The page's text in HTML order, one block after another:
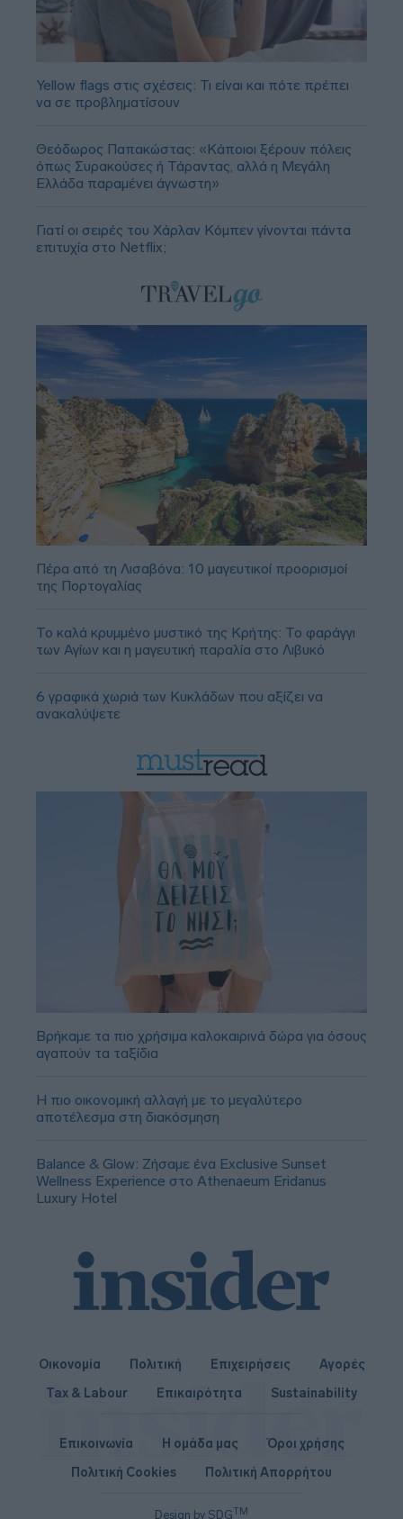
Yellow flags στις σχέσεις: Τι είναι και πότε πρέπει
να σε προβληματίσουν
Θεόδωρος Παπακώστας: «Κάποιοι ξέρουν πόλεις
όπως Συρακούσες ή Τάραντας, αλλά η Μεγάλη
Ελλάδα παραμένει άγνωστη»
Γιατί οι σειρές του Χάρλαν Κόμπεν γίνονται πάντα
επιτυχία στο Netflix;
Πέρα από τη Λισαβόνα: 10 μαγευτικοί προορισμοί
της Πορτογαλίας
Το καλά κρυμμένο μυστικό της Κρήτης: Το φαράγγι
των Αγίων και η μαγευτική παραλία στο Λιβυκό
6 γραφικά χωριά των Κυκλάδων που αξίζει να
ανακαλύψετε
Βρήκαμε τα πιο χρήσιμα καλοκαιρινά δώρα για όσους
αγαπούν τα ταξίδια
Η πιο οικονομική αλλαγή με το μεγαλύτερο
αποτέλεσμα στη διακόσμηση
Balance & Glow: Ζήσαμε ένα Exclusive Sunset
Wellness Experience στο Athenaeum Eridanus
Luxury Hotel
Οικονομία Πολιτική Επιχειρήσεις
Αγορές
Tax & Labour
Επικαιρότητα Sustainability
Design by SDGTM
Επικοινωνία Η ομάδα μας
Όροι χρήσης
Πολιτική Cookies
Πολιτική Απορρήτου